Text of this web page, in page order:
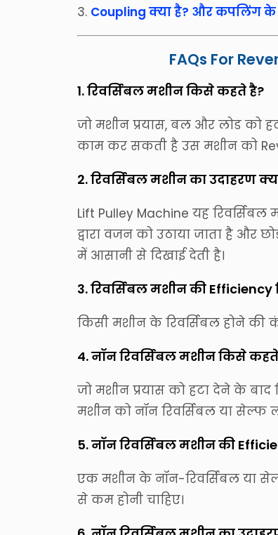
3. Coupling क्या है? और कपलिंग के
FAQs For
1. रिवर्सिबल मशीन किसे कहते है?
जो मशीन प्रयास, बल और लोड को
काम कर सकती है उस मशीन को
2. रिवर्सिबल मशीन का उदाहरण
Lift Pulley Machine यह
द्वारा वजन को उठाया जाता है और
में आसानी से दिखाई देती है।
3. रिवर्सिबल मशीन की Efficiency
किसी मशीन के रिवर्सिबल होने की
4. नॉन रिवर्सिबल मशीन किसे
जो मशीन प्रयास को हटा देने के बाद
मशीन को नॉन रिवर्सिबल या सेल्फ
5. नॉन रिवर्सिबल मशीन की
एक मशीन के नॉन-रिवर्सिबल या
से कम होनी चाहिए।